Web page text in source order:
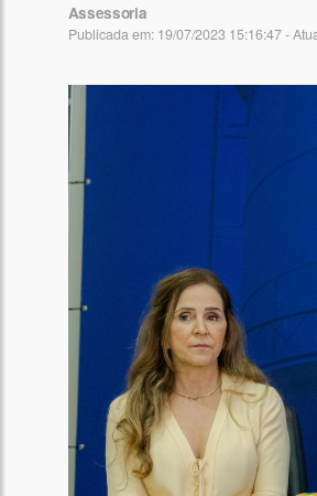
Assessoria
Publicada em: 19/07/2023 15:16:47 -